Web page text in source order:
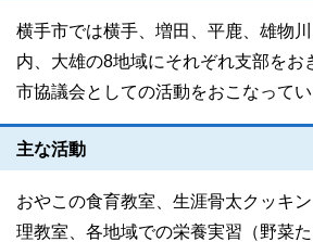
横手市では横手、増田、平鹿、雄物
内、大雄の8地域にそれぞれ支部をお
市協議会としての活動をおこなってい
主な活動
おやこの食育教室、生涯骨太クッキ
理教室、各地域での栄養実習（野菜